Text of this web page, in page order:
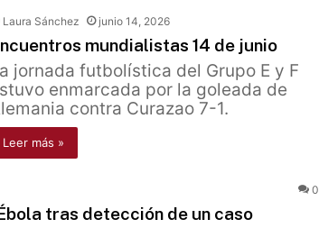
Laura Sánchez junio 14, 2026
mundialistas 14 de junio
jornada futbolística del Grupo E y F
enmarcada por la goleada de
contra Curazao 7-1.
Leer más »
0
tras detección de un caso